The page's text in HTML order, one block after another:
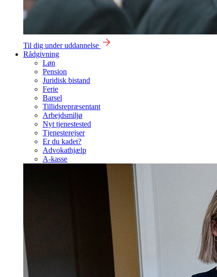
Til dig under uddannelse
Rådgivning
Løn
Pension
Juridisk bistand
Ferie
Barsel
Tillidsrepræsentant
Arbejdsmiljø
Nyt tjenestested
Tjenesterejser
Er du kadet?
Advokathjælp
A-kasse